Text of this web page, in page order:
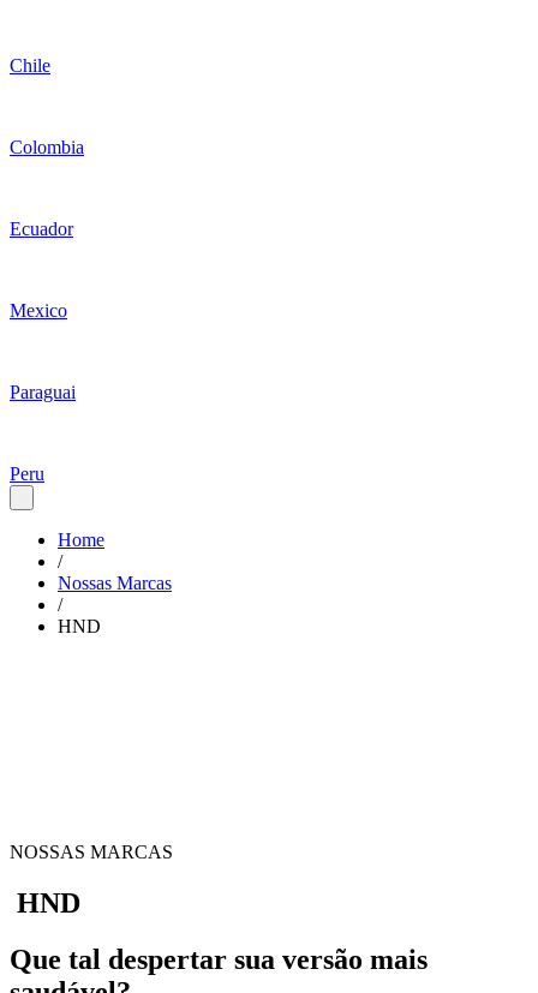
Chile
Colombia
Ecuador
Mexico
Paraguai
Peru
Home
/
Nossas Marcas
/
HND
NOSSAS MARCAS
HND
Que tal despertar sua versão mais